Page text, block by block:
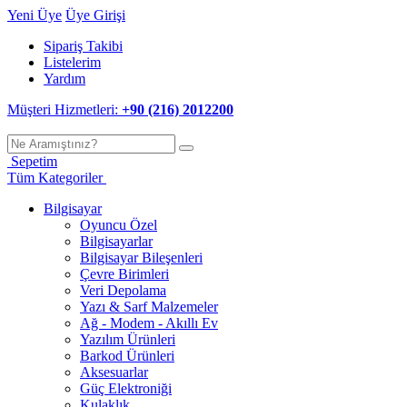
Yeni Üye Üye Girişi
Sipariş Takibi
Listelerim
Yardım
Müşteri Hizmetleri: +90 (216) 2012200
Sepetim
Tüm Kategoriler
Bilgisayar
Oyuncu Özel
Bilgisayarlar
Bilgisayar Bileşenleri
Çevre Birimleri
Veri Depolama
Yazı & Sarf Malzemeler
Ağ - Modem - Akıllı Ev
Yazılım Ürünleri
Barkod Ürünleri
Aksesuarlar
Güç Elektroniği